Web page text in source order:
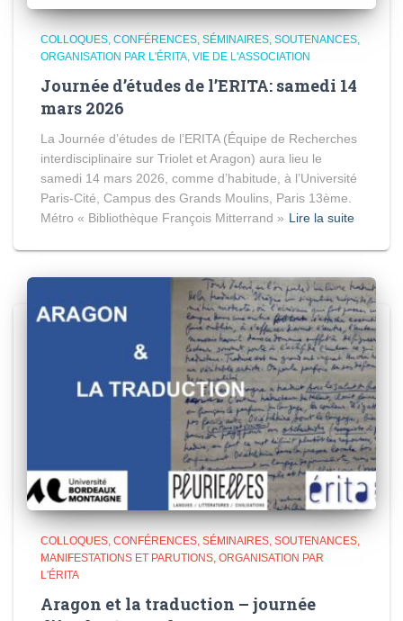
COLLOQUES, CONFÉRENCES, SÉMINAIRES, SOUTENANCES
ORGANISATION PAR L'ÉRITA VIE DE L'ASSOCIATION
Journée d’études de l’ERITA: samedi 14
mars 2026
La Journée d’études de l’ERITA (Équipe de Recherches
interdisciplinaire sur Triolet et Aragon) aura lieu le
samedi 14 mars 2026, comme d’habitude, à l’Université
Paris-Cité, Campus des Grands Moulins, Paris 13ème.
Métro « Bibliothèque François Mitterrand » Lire la suite
COLLOQUES, CONFÉRENCES, SÉMINAIRES, SOUTENANCES
MANIFESTATIONS ET PARUTIONS ORGANISATION PAR
L'ÉRITA
Aragon et la traduction – journée